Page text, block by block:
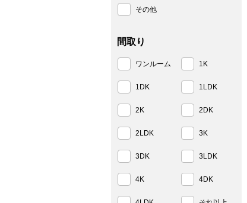
その他
間取り
ワンルーム 1K
1DK 1LDK
2K 2DK
2LDK 3K
3DK 3LDK
4K 4DK